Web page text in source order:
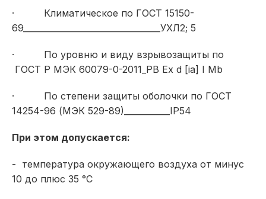
· Климатическое по ГОСТ 15150-
69_________________________________УХЛ2; 5
· По уровню и виду взрывозащиты по
ГОСТ Р МЭК 60079-0-2011_РВ Ex d [ia] I Mb
· По степени защиты оболочки по ГОСТ
14254-96 (МЭК 529-89)___________IP54
При этом допускается:
- температура окружающего воздуха от минус
10 до плюс 35 °С